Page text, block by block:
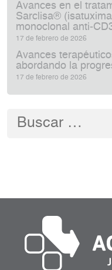
Avances en el
Sarclisa®
monoclonal
17 de febrero de 2026
Avances
abordando la
17 de febrero de 2026
Buscar: